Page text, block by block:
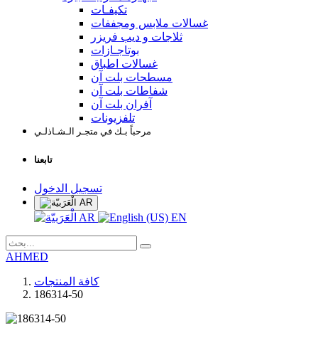
تكيفـات
غسالات ملابس ومجففات
ثلاجات و ديب فريزر
بوتاجـازات
غسالات اطباق
مسطحات بلت آن
شفاطات بلت آن
آفران بلت آن
تلفزيونات
مرحباً بـك في متجـر الـشـاذلـي
تابعنا
تسجيل الدخول
AR
AR EN
AHMED
كافة المنتجات
186314-50